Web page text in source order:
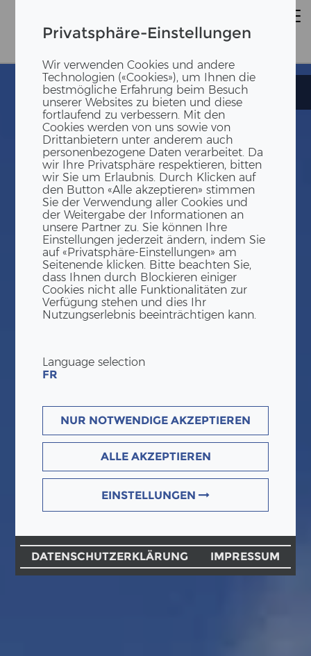
Privatsphäre-Einstellungen
Wir verwenden Cookies und andere
Technologien («Cookies»), um Ihnen die
bestmögliche Erfahrung beim Besuch
unserer Websites zu bieten und diese
fortlaufend zu verbessern. Mit den
Cookies werden von uns sowie von
Drittanbietern unter anderem auch
personenbezogene Daten verarbeitet. Da
wir Ihre Privatsphäre respektieren, bitten
wir Sie um Erlaubnis. Durch Klicken auf
den Button «Alle akzeptieren» stimmen
Sie der Verwendung aller Cookies und
der Weitergabe der Informationen an
unsere Partner zu. Sie können Ihre
Einstellungen jederzeit ändern, indem Sie
auf «Privatsphäre-Einstellungen» am
Seitenende klicken. Bitte beachten Sie,
dass Ihnen durch Blockieren einiger
Cookies nicht alle Funktionalitäten zur
Verfügung stehen und dies Ihr
Nutzungserlebnis beeinträchtigen kann.
Language selection
FR
NUR NOTWENDIGE AKZEPTIEREN
ALLE AKZEPTIEREN
EINSTELLUNGEN
DATENSCHUTZERKLÄRUNG IMPRESSUM
URBAHN
URBAHN